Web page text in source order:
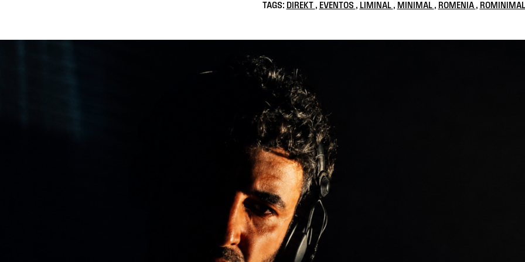
TAGS: DIREKT , EVENTOS , LIMINAL , MINIMAL , ROMENIA , ROMINIMAL